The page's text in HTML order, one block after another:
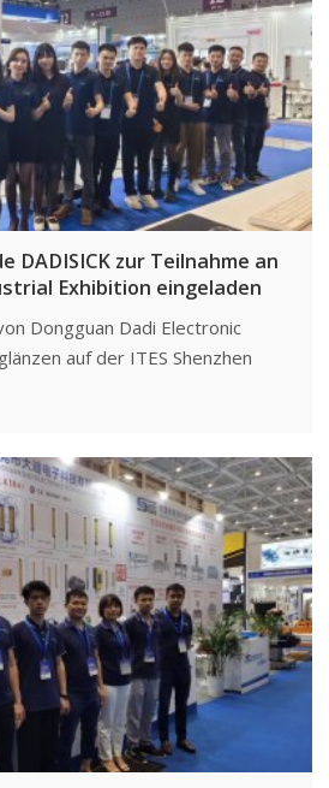
DADISICK zur Teilnahme an
Exhibition eingeladen
Dongguan Dadi Electronic
auf der ITES Shenzhen
ziehen die Aufmerksamkeit